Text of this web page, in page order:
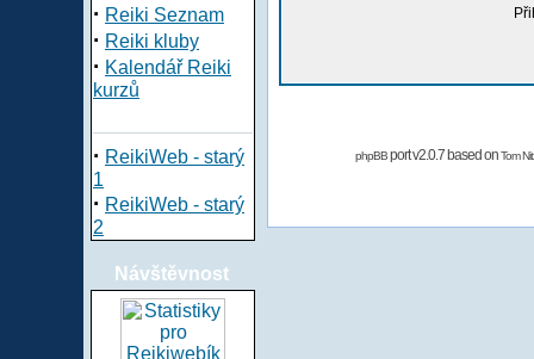
· Reiki Seznam
· Reiki kluby
· Kalendář Reiki
kurzů
· ReikiWeb - starý
1
· ReikiWeb - starý
2
Návštěvnost
phpBBport v2.0.7 based onTom